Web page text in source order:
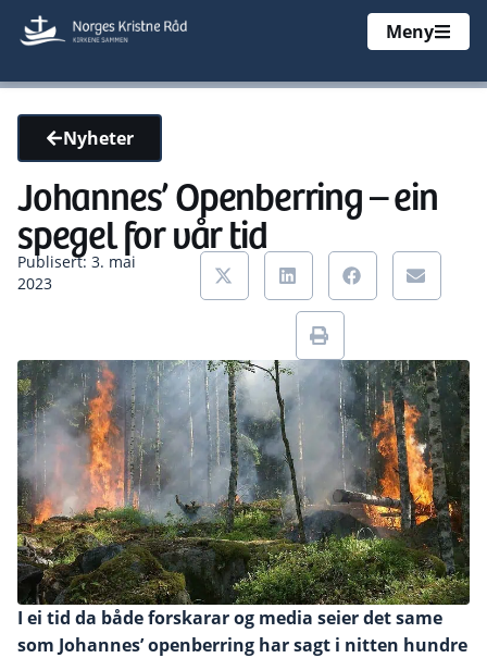
Meny
Nyheter
Johannes’ Openberring – ein
spegel for vår tid
Publisert: 3. mai
2023
I ei tid da både forskarar og media seier det same
som Johannes’ openberring har sagt i nitten hundre